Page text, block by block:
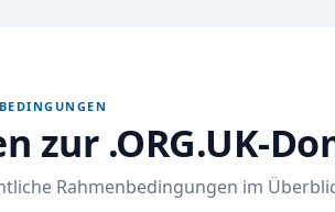
zur .ORG.UK-
Rahmenbedingungen im